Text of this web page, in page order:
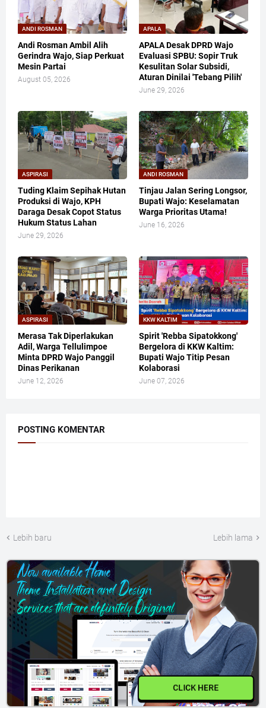
ANDI ROSMAN
Andi Rosman Ambil Alih
Gerindra Wajo, Siap Perkuat
Mesin Partai
August 05, 2026
APALA
APALA Desak DPRD Wajo
Evaluasi SPBU: Sopir Truk
Kesulitan Solar Subsidi,
Aturan Dinilai 'Tebang Pilih'
June 29, 2026
ASPIRASI
Tuding Klaim Sepihak Hutan
Produksi di Wajo, KPH
Daraga Desak Copot Status
Hukum Status Lahan
June 29, 2026
ANDI ROSMAN
Tinjau Jalan Sering Longsor,
Bupati Wajo: Keselamatan
Warga Prioritas Utama!
June 16, 2026
ASPIRASI
Merasa Tak Diperlakukan
Adil, Warga Tellulimpoe
Minta DPRD Wajo Panggil
Dinas Perikanan
June 12, 2026
KKW KALTIM
​Spirit 'Rebba Sipatokkong'
Bergelora di KKW Kaltim:
Bupati Wajo Titip Pesan
Kolaborasi
June 07, 2026
POSTING KOMENTAR
Lebih baru Lebih lama
CLICK HERE